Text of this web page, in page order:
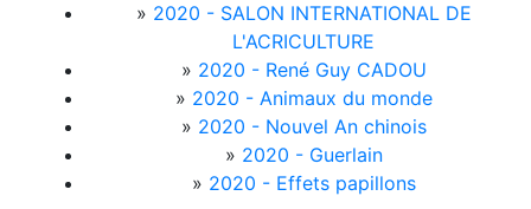
» 2020 - SALON INTERNATIONAL DE
L'ACRICULTURE
» 2020 - René Guy CADOU
» 2020 - Animaux du monde
» 2020 - Nouvel An chinois
» 2020 - Guerlain
» 2020 - Effets papillons